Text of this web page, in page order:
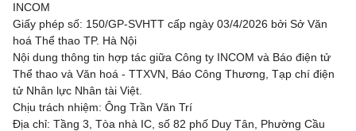
INCOM
Giấy phép số: 150/GP-SVHTT cấp ngày 03/4/2026 bởi Sở Văn
hoá Thể thao TP. Hà Nội
Nội dung thông tin hợp tác giữa Công ty INCOM và Báo điện tử
Thể thao và Văn hoá - TTXVN, Báo Công Thương, Tạp chí điện
tử Nhân lực Nhân tài Việt.
Chịu trách nhiệm: Ông Trần Văn Trí
Địa chỉ: Tầng 3, Tòa nhà IC, số 82 phố Duy Tân, Phường Cầu